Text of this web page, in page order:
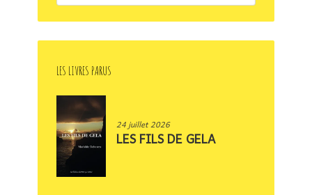
LES LIVRES PARUS
24 juillet 2026
LES FILS DE GELA